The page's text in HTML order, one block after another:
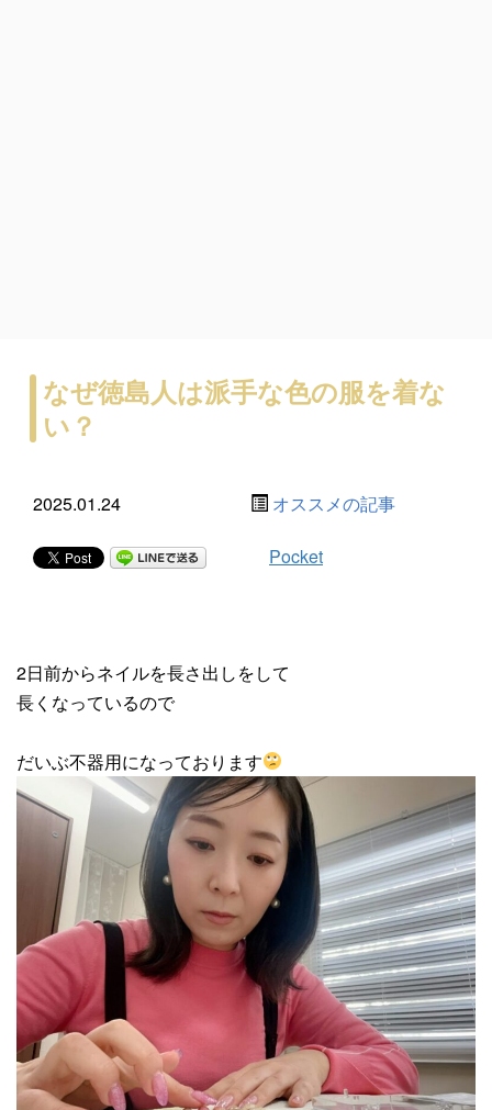
なぜ徳島人は派手な色の服を着な
い？
2025.01.24 オススメの記事
Pocket
2日前からネイルを長さ出しをして
長くなっているので
だいぶ不器用になっております